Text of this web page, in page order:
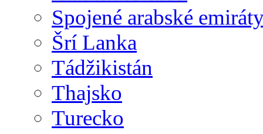
Spojené arabské
Šrí Lanka
Tádžikistán
Thajsko
Turecko